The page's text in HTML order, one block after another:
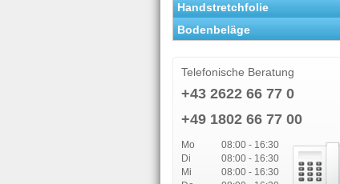
Handstretchfolie
Bodenbeläge
Telefonische Beratung
+43 2622 66 77 0
+49 1802 66 77 00
Mo
08:00 - 16:30
Di
08:00 - 16:30
Mi
08:00 - 16:30